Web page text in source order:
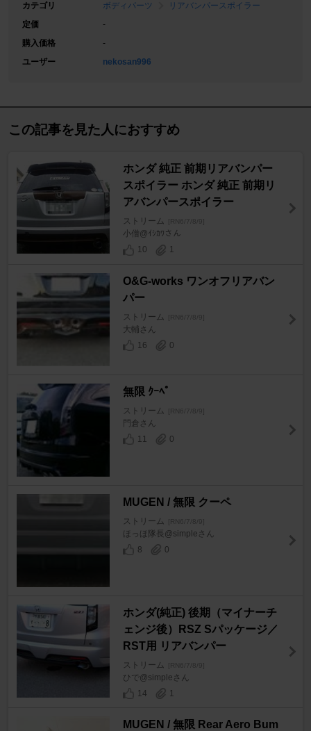
カテゴリ
ボディパーツ
リアバンパースポイラー
定価
-
購入価格
-
ユーザー
nekosan996
この記事を見た人におすすめ
ホンダ 純正 前期リアバンパー
スポイラー ホンダ 純正 前期リ
アバンパースポイラー
ストリーム [RN6/7/8/9]
小僧@ｲｼｶﾜさん
10
1
O&G-works ワンオフリアバン
パー
ストリーム [RN6/7/8/9]
大輔さん
16
0
無限 ｸｰﾍﾟ
ストリーム [RN6/7/8/9]
門倉さん
11
0
MUGEN / 無限 クーペ
ストリーム [RN6/7/8/9]
ほっほ隊長@simpleさん
8
0
ホンダ(純正) 後期（マイナーチ
ェンジ後）RSZ Sパッケージ／
RST用 リアバンパー
ストリーム [RN6/7/8/9]
ひで@simpleさん
14
1
MUGEN / 無限 Rear Aero Bum